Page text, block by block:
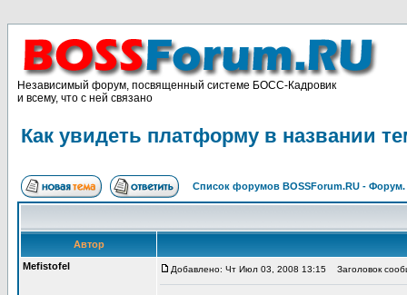
Независимый форум, посвященный системе БОСС-Кадровик
и всему, что с ней связано
Как увидеть платформу в названии
Список форумов BOSSForum.RU -
Автор
Mefistofel
Добавлено: Чт Июл 03, 2008 13:15 Заголовок